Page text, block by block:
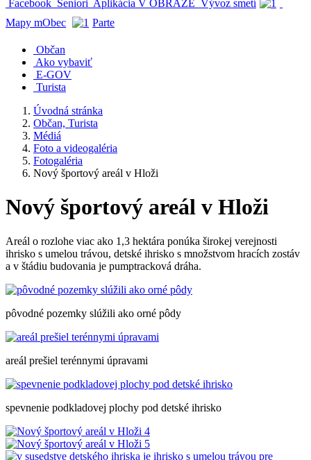
Facebook Seniori Aplikácia V OBRAZE Vývoz smetí
Mapy mObec
Parte
Občan
Ako vybaviť
E-GOV
Turista
Úvodná stránka
Občan, Turista
Médiá
Foto a videogaléria
Fotogaléria
Nový športový areál v Hloži
Nový športový areál v Hloži
Areál o rozlohe viac ako 1,3 hektára ponúka širokej verejnosti
ihrisko s umelou trávou, detské ihrisko s množstvom hracích zostáv
a v štádiu budovania je pumptracková dráha.
pôvodné pozemky slúžili ako orné pôdy
areál prešiel terénnymi úpravami
spevnenie podkladovej plochy pod detské ihrisko